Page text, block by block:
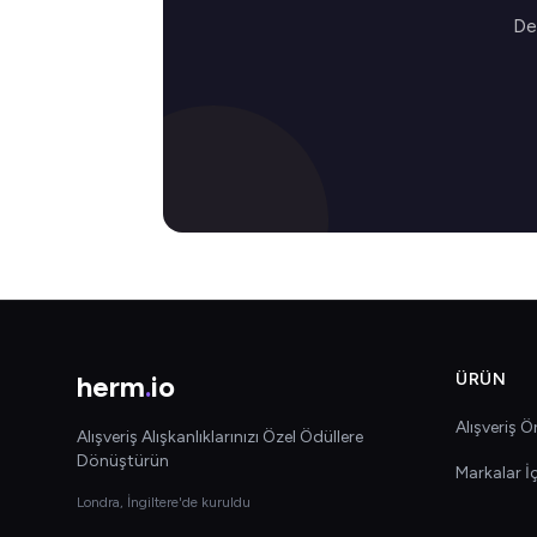
herm.io
Alışveriş Alışkanlıklarınızı Özel Ödüllere
Dönüştürün
Londra, İngiltere'de kuruldu
ÜRÜN
Alışveriş
Markalar